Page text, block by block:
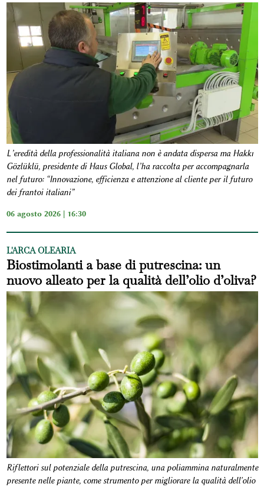
L’eredità della professionalità italiana non è andata dispersa ma Hakkı
Gözlüklü, presidente di Haus Global, l’ha raccolta per accompagnarla
nel futuro: “Innovazione, efficienza e attenzione al cliente per il futuro
dei frantoi italiani”
06 agosto 2026 | 16:30
L'ARCA OLEARIA
Biostimolanti a base di putrescina: un
nuovo alleato per la qualità dell’olio d’oliva?
Riflettori sul potenziale della putrescina, una poliammina naturalmente
presente nelle piante, come strumento per migliorare la qualità dell'olio